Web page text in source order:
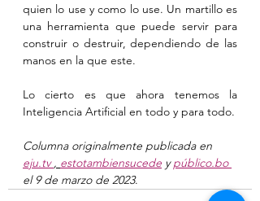
quien lo use y como lo use. Un martillo es
una herramienta que puede servir para
construir o destruir, dependiendo de las
manos en la que este.
Lo cierto es que ahora tenemos la
Inteligencia Artificial en todo y para todo.
Columna originalmente publicada en
eju.tv , estotambiensucede y público.bo
el 9 de marzo de 2023.